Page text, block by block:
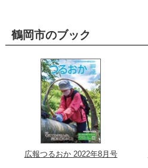
鶴岡市のブック
広報つるおか 2022年8月号